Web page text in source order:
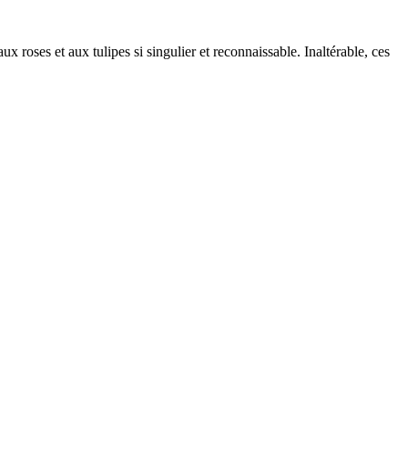
roses et aux tulipes si singulier et reconnaissable. Inaltérable, ces